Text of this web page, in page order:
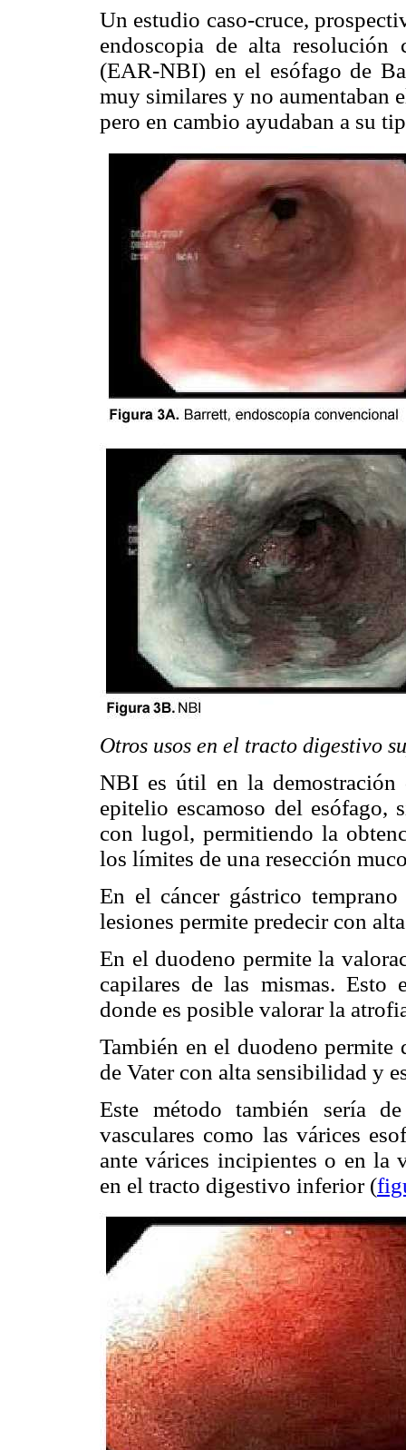
Un estudio caso-cruce,
endoscopia de alta
(EAR-NBI) en el esófago de
muy similares y no aumentaban
pero en cambio ayudaban a su
Otros usos en el tracto digestivo
NBI es útil en la demostración
epitelio escamoso del
con lugol, permitiendo la
los límites de una resección
En el cáncer gástrico
lesiones permite predecir con
En el duodeno permite la
capilares de las mismas. Esto
donde es posible valorar la
También en el duodeno
de Vater con alta sensibilidad y
Este método también sería
vasculares como las várices
ante várices incipientes o en la
en el tracto digestivo inferior (